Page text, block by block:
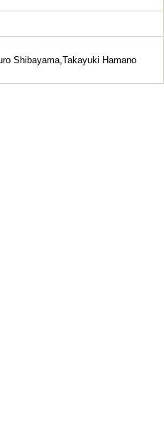
Shibayama,Takayuki Hamano